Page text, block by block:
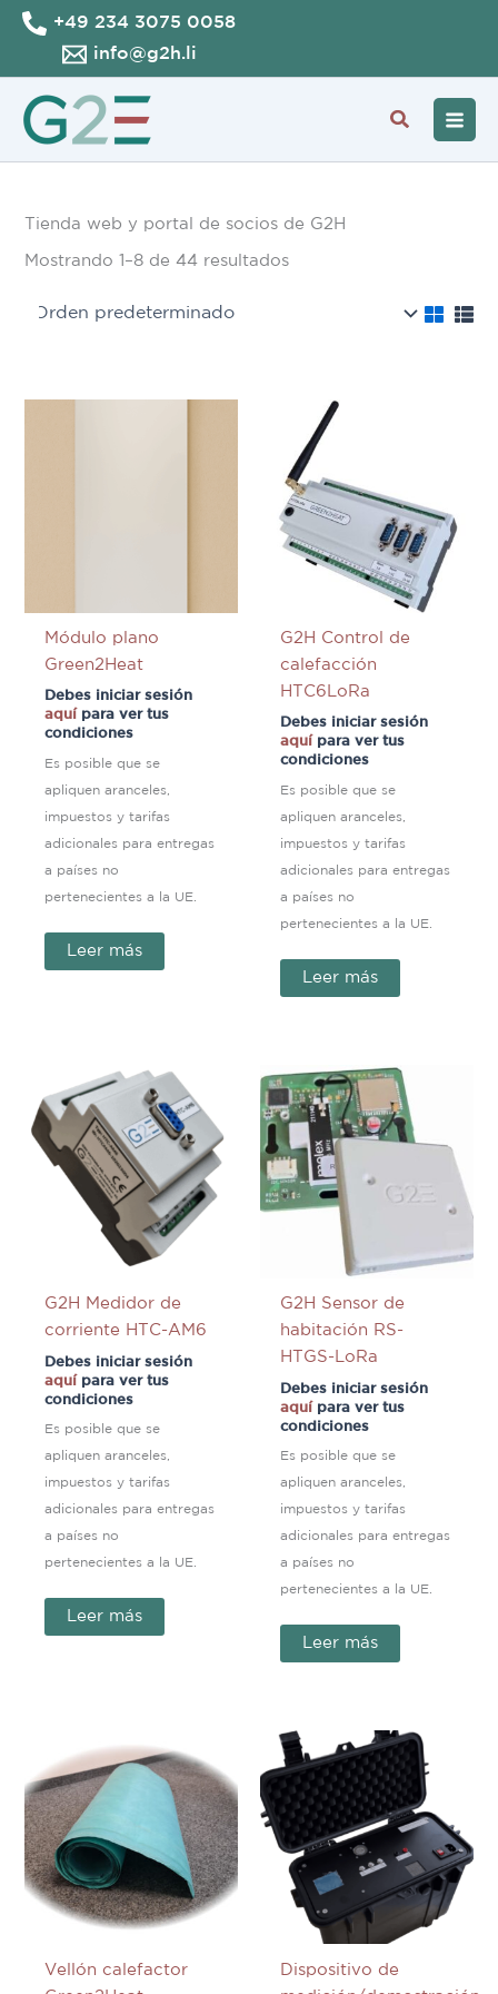
contenido
+49 234 3075 0058
info@g2h.li
Buscar
Tienda web y portal de socios de G2H
Mostrando 1–8 de 44 resultados
Módulo plano
Green2Heat
Debes iniciar sesión
aquí para ver tus
condiciones
Es posible que se
apliquen aranceles,
impuestos y tarifas
adicionales para entregas
a países no
pertenecientes a la UE.
Leer más
G2H Control de
calefacción
HTC6LoRa
Debes iniciar sesión
aquí para ver tus
condiciones
Es posible que se
apliquen aranceles,
impuestos y tarifas
adicionales para entregas
a países no
pertenecientes a la UE.
Leer más
G2H Medidor de
corriente HTC-AM6
Debes iniciar sesión
aquípara ver tus
condiciones
Es posible que se
apliquen aranceles,
impuestos y tarifas
adicionales para entregas
a países no
pertenecientes a la UE.
Leer más
G2H Sensor de
habitación RS-
HTGS-LoRa
Debes iniciar sesión
aquípara ver tus
condiciones
Es posible que se
apliquen aranceles,
impuestos y tarifas
adicionales para entregas
a países no
pertenecientes a la UE.
Leer más
Vellón calefactor
Dispositivo de